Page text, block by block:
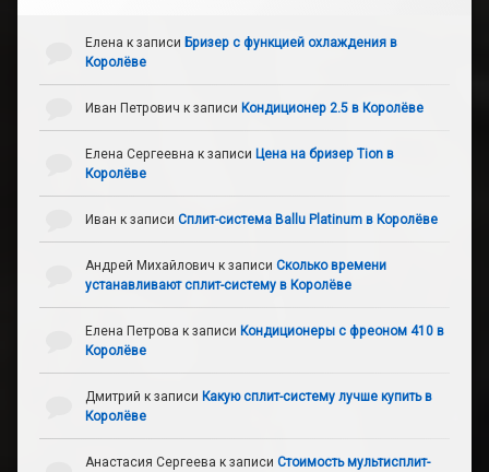
Елена к записи Бризер с функцией охлаждения в
Королёве
Иван Петрович к записи Кондиционер 2.5 в Королёве
Елена Сергеевна к записи Цена на бризер Tion в
Королёве
Иван к записи Сплит-система Ballu Platinum в Королёве
Андрей Михайлович к записи Сколько времени
устанавливают сплит-систему в Королёве
Елена Петрова к записи Кондиционеры с фреоном 410 в
Королёве
Дмитрий к записи Какую сплит-систему лучше купить в
Королёве
Анастасия Сергеева к записи Стоимость мультисплит-